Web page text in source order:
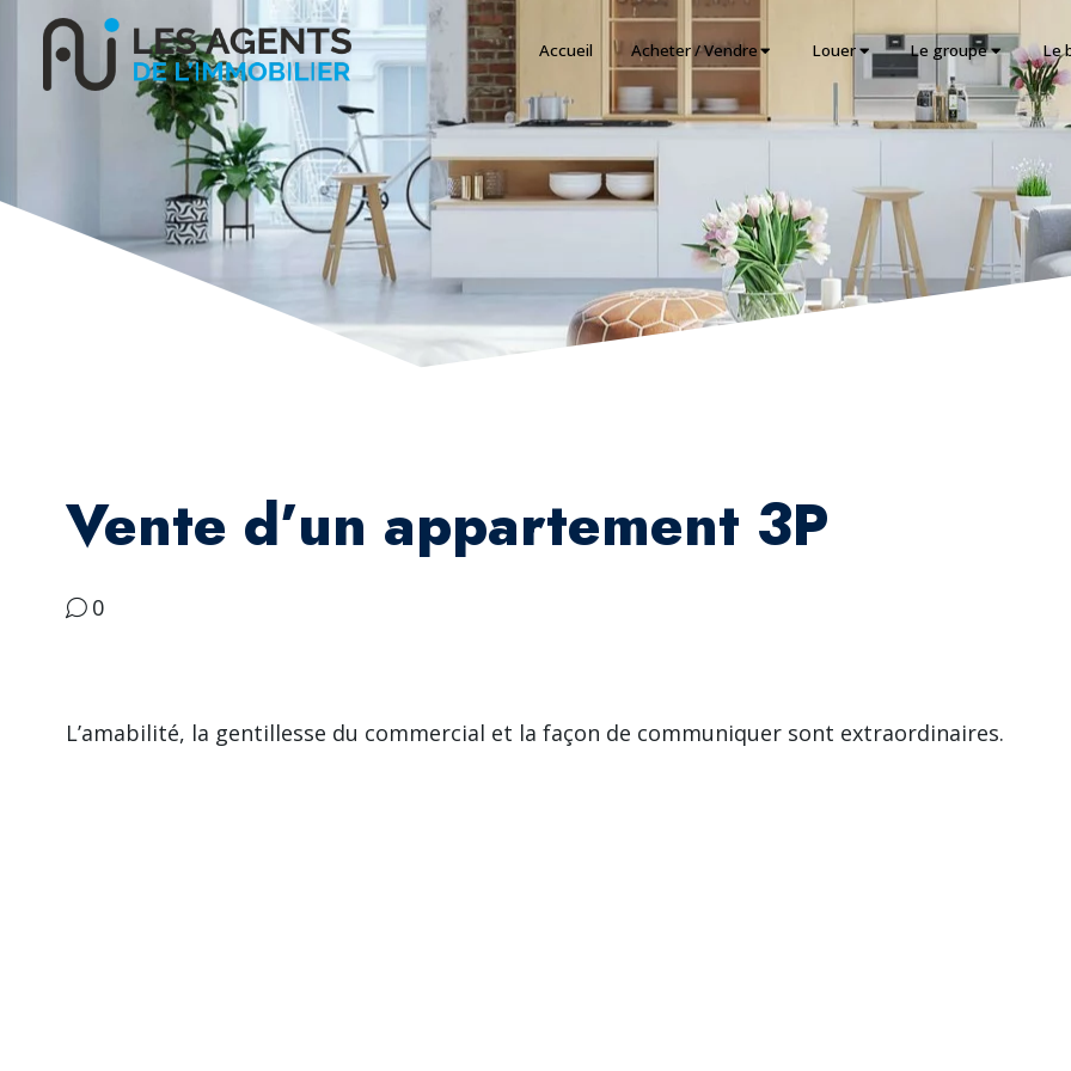
Accueil Acheter / Vendre Louer Le groupe Le
Vente d’un appartement 3P
0
L’amabilité, la gentillesse du commercial et la façon de communiquer sont extraordinaires.